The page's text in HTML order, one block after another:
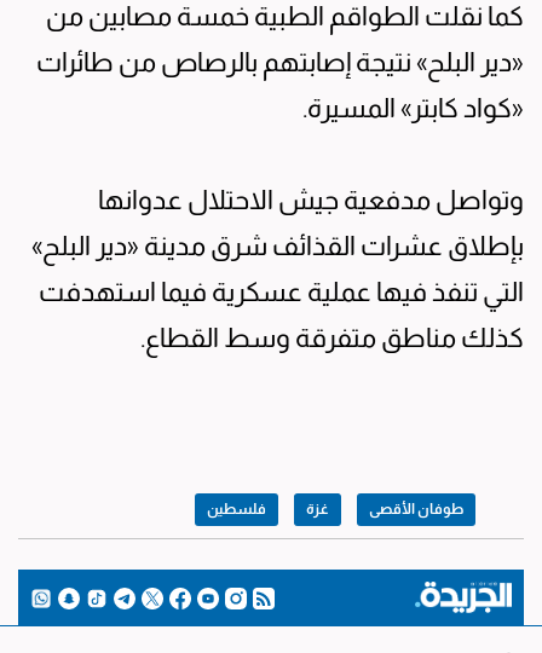
كما نقلت الطواقم الطبية خمسة مصابين من
«دير البلح» نتيجة إصابتهم بالرصاص من طائرات
«كواد كابتر» المسيرة.
وتواصل مدفعية جيش الاحتلال عدوانها
بإطلاق عشرات القذائف شرق مدينة «دير البلح»
التي تنفذ فيها عملية عسكرية فيما استهدفت
كذلك مناطق متفرقة وسط القطاع.
طوفان الأقصى غزة فلسطين